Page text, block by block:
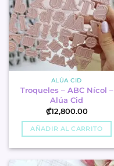
ALÚA CID
Troqueles – ABC Nícol –
Alúa Cid
₡12,800.00
AÑADIR AL CARRITO